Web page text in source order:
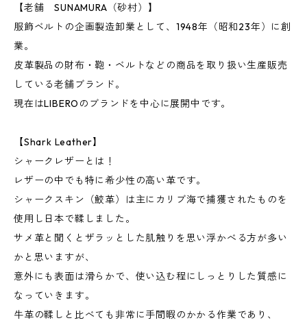
【老舗 SUNAMURA（砂村）】
服飾ベルトの企画製造卸業として、1948年（昭和23年）に創
業。
皮革製品の財布・鞄・ベルトなどの商品を取り扱い生産販売
している老舗ブランド。
現在はLIBEROのブランドを中心に展開中です。
【Shark Leather】
シャークレザーとは！
レザーの中でも特に希少性の高い革です。
シャークスキン（鮫革）は主にカリブ海で捕獲されたものを
使用し日本で鞣しました。
サメ革と聞くとザラッとした肌触りを思い浮かべる方が多い
かと思いますが、
意外にも表面は滑らかで、使い込む程にしっとりした質感に
なっていきます。
牛革の鞣しと比べても非常に手間暇のかかる作業であり、